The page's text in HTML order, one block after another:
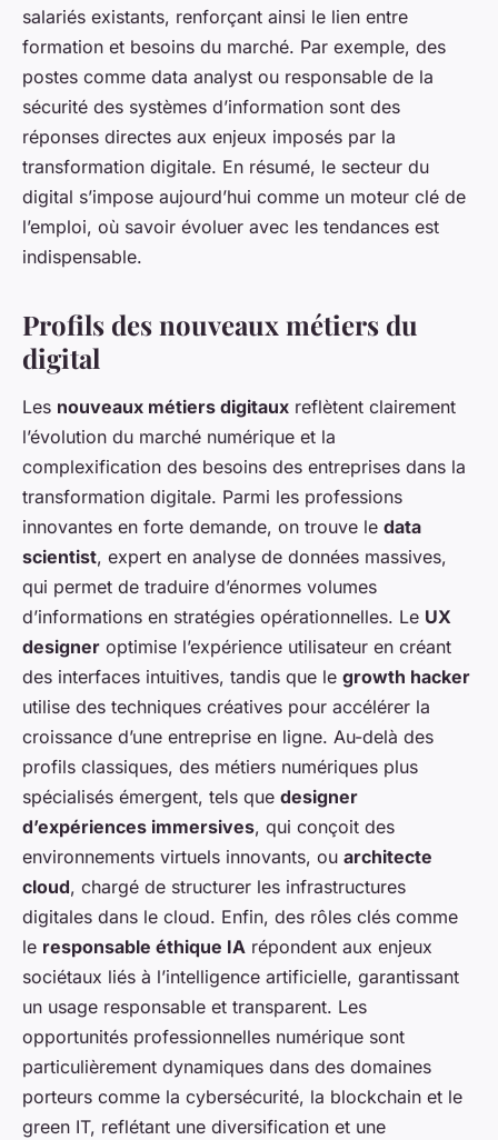
salariés existants, renforçant ainsi le lien entre
formation et besoins du marché. Par exemple, des
postes comme data analyst ou responsable de la
sécurité des systèmes d’information sont des
réponses directes aux enjeux imposés par la
transformation digitale. En résumé, le secteur du
digital s’impose aujourd’hui comme un moteur clé de
l’emploi, où savoir évoluer avec les tendances est
indispensable.
Profils des nouveaux métiers du
digital
Les nouveaux métiers digitaux reflètent clairement
l’évolution du marché numérique et la
complexification des besoins des entreprises dans la
transformation digitale. Parmi les professions
innovantes en forte demande, on trouve le data
scientist, expert en analyse de données massives,
qui permet de traduire d’énormes volumes
d’informations en stratégies opérationnelles. Le UX
designer optimise l’expérience utilisateur en créant
des interfaces intuitives, tandis que le growth hacker
utilise des techniques créatives pour accélérer la
croissance d’une entreprise en ligne. Au-delà des
profils classiques, des métiers numériques plus
spécialisés émergent, tels que designer
d’expériences immersives, qui conçoit des
environnements virtuels innovants, ou architecte
cloud, chargé de structurer les infrastructures
digitales dans le cloud. Enfin, des rôles clés comme
le responsable éthique IA répondent aux enjeux
sociétaux liés à l’intelligence artificielle, garantissant
un usage responsable et transparent. Les
opportunités professionnelles numérique sont
particulièrement dynamiques dans des domaines
porteurs comme la cybersécurité, la blockchain et le
green IT, reflétant une diversification et une